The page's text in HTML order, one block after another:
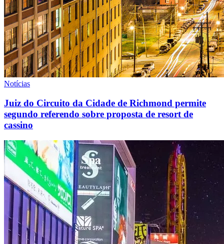
Notícias
Juiz do Circuito da Cidade de Richmond permite
segundo referendo sobre proposta de resort de
cassino